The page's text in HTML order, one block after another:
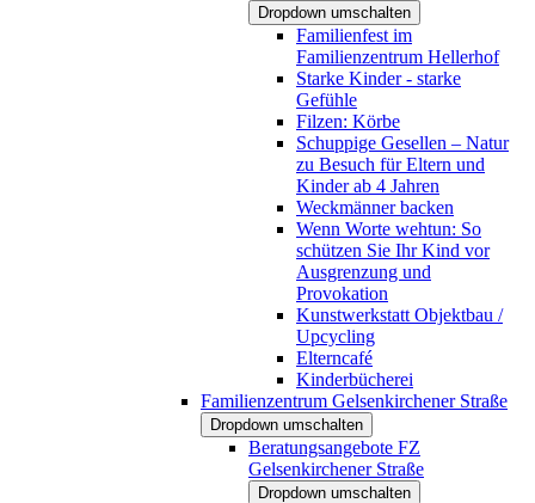
Dropdown umschalten
Familienfest im
Familienzentrum Hellerhof
Starke Kinder - starke
Gefühle
Filzen: Körbe
Schuppige Gesellen – Natur
zu Besuch für Eltern und
Kinder ab 4 Jahren
Weckmänner backen
Wenn Worte wehtun: So
schützen Sie Ihr Kind vor
Ausgrenzung und
Provokation
Kunstwerkstatt Objektbau /
Upcycling
Elterncafé
Kinderbücherei
Familienzentrum Gelsenkirchener Straße
Dropdown umschalten
Beratungsangebote FZ
Gelsenkirchener Straße
Dropdown umschalten